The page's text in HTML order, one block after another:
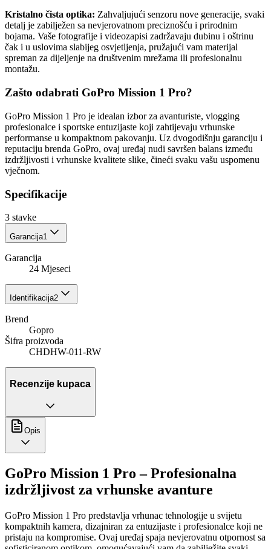
Kristalno čista optika: Zahvaljujući senzoru nove generacije, svaki
detalj je zabilježen sa nevjerovatnom preciznošću i prirodnim
bojama. Vaše fotografije i videozapisi zadržavaju dubinu i oštrinu
čak i u uslovima slabijeg osvjetljenja, pružajući vam materijal
spreman za dijeljenje na društvenim mrežama ili profesionalnu
montažu.
Zašto odabrati GoPro Mission 1 Pro?
GoPro Mission 1 Pro je idealan izbor za avanturiste, vlogging
profesionalce i sportske entuzijaste koji zahtijevaju vrhunske
performanse u kompaktnom pakovanju. Uz dvogodišnju garanciju i
reputaciju brenda GoPro, ovaj uređaj nudi savršen balans između
izdržljivosti i vrhunske kvalitete slike, čineći svaku vašu uspomenu
vječnom.
Specifikacije
3 stavke
Garancija1
Garancija
24 Mjeseci
Identifikacija2
Brend
Gopro
Šifra proizvoda
CHDHW-011-RW
Recenzije kupaca
Opis
GoPro Mission 1 Pro – Profesionalna
izdržljivost za vrhunske avanture
GoPro Mission 1 Pro predstavlja vrhunac tehnologije u svijetu
kompaktnih kamera, dizajniran za entuzijaste i profesionalce koji ne
pristaju na kompromise. Ovaj uređaj spaja nevjerovatnu otpornost sa